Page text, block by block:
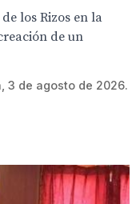
los Rizos en la
de un
3 de agosto de 2026.